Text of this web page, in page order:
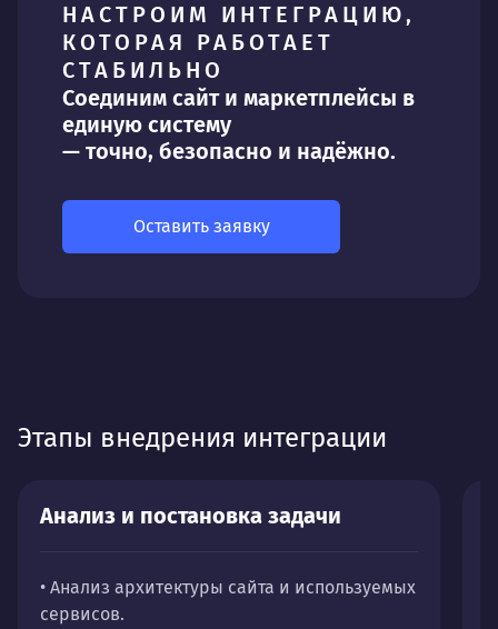
НАСТРОИМ ИНТЕГРАЦИЮ,
КОТОРАЯ РАБОТАЕТ
СТАБИЛЬНО
Соединим сайт и маркетплейсы в
единую систему
— точно, безопасно и надёжно.
Оставить заявку
Этапы внедрения интеграции
Анализ и постановка задачи
• Анализ архитектуры сайта и используемых
сервисов.